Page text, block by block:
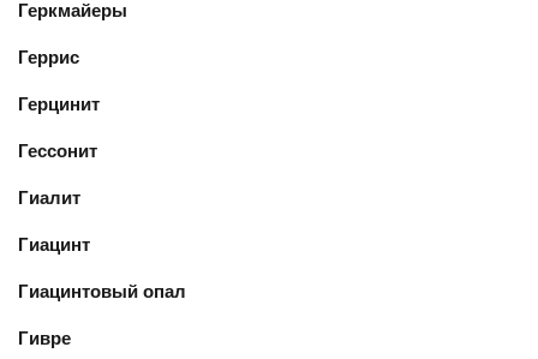
Геркмайеры
Геррис
Герцинит
Гессонит
Гиалит
Гиацинт
Гиацинтовый опал
Гивре